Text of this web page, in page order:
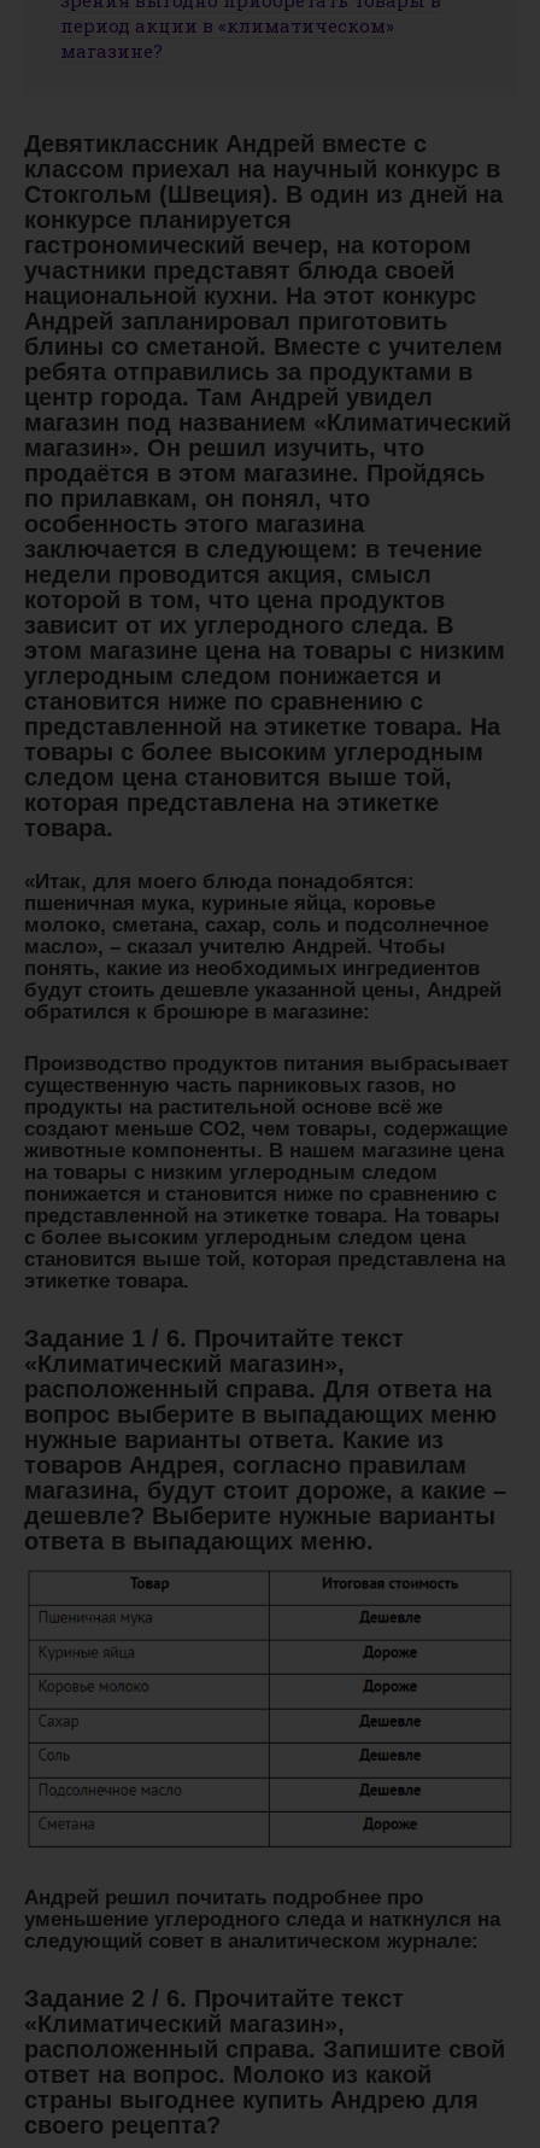
период акции в «климатическом»
магазине?
Девятиклассник Андрей вместе с
классом приехал на научный конкурс в
Стокгольм (Швеция). В один из дней на
конкурсе планируется
гастрономический вечер, на котором
участники представят блюда своей
национальной кухни. На этот конкурс
Андрей запланировал приготовить
блины со сметаной. Вместе с учителем
ребята отправились за продуктами в
центр города. Там Андрей увидел
магазин под названием «Климатический
магазин». Он решил изучить, что
продаётся в этом магазине. Пройдясь
по прилавкам, он понял, что
особенность этого магазина
заключается в следующем: в течение
недели проводится акция, смысл
которой в том, что цена продуктов
зависит от их углеродного следа. В
этом магазине цена на товары с низким
углеродным следом понижается и
становится ниже по сравнению с
представленной на этикетке товара. На
товары с более высоким углеродным
следом цена становится выше той,
которая представлена на этикетке
товара.
«Итак, для моего блюда понадобятся:
пшеничная мука, куриные яйца, коровье
молоко, сметана, сахар, соль и подсолнечное
масло», – сказал учителю Андрей. Чтобы
понять, какие из необходимых ингредиентов
будут стоить дешевле указанной цены, Андрей
обратился к брошюре в магазине:
Производство продуктов питания выбрасывает
существенную часть парниковых газов, но
продукты на растительной основе всё же
создают меньше CO2, чем товары, содержащие
животные компоненты. В нашем магазине цена
на товары с низким углеродным следом
понижается и становится ниже по сравнению с
представленной на этикетке товара. На товары
с более высоким углеродным следом цена
становится выше той, которая представлена на
этикетке товара.
Задание 1 / 6. Прочитайте текст
«Климатический магазин»,
расположенный справа. Для ответа на
вопрос выберите в выпадающих меню
нужные варианты ответа. Какие из
товаров Андрея, согласно правилам
магазина, будут стоит дороже, а какие –
дешевле? Выберите нужные варианты
ответа в выпадающих меню.
Андрей решил почитать подробнее про
уменьшение углеродного следа и наткнулся на
следующий совет в аналитическом журнале:
Задание 2 / 6. Прочитайте текст
«Климатический магазин»,
расположенный справа. Запишите свой
ответ на вопрос. Молоко из какой
страны выгоднее купить Андрею для
своего рецепта?